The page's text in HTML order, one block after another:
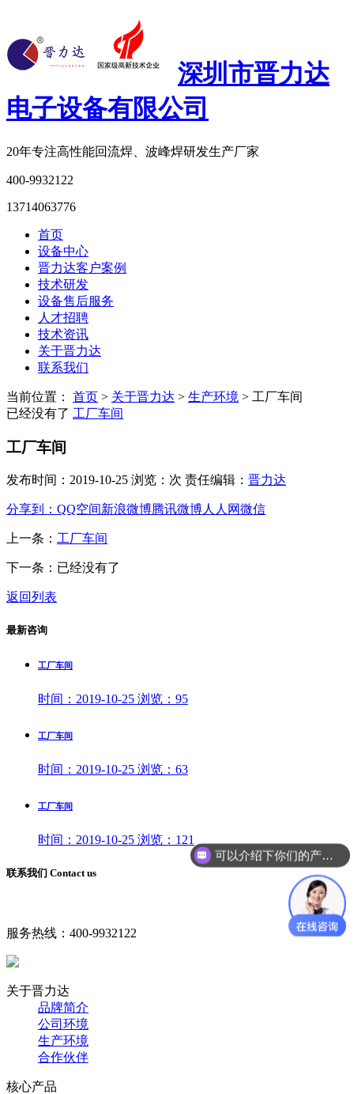
深圳市晋力达
电子设备有限公司
20年专注高性能回流焊、波峰焊研发生产厂家
400-9932122
13714063776
首页
设备中心
晋力达客户案例
技术研发
设备售后服务
人才招聘
技术资讯
关于晋力达
联系我们
当前位置： 首页 > 关于晋力达 > 生产环境 > 工厂车间
已经没有了 工厂车间
工厂车间
发布时间：2019-10-25 浏览：次 责任编辑： 晋力达
分享到： QQ空间新浪微博腾讯微博人人网微信
上一条： 工厂车间
下一条：已经没有了
返回列表
最新咨询
工厂车间
时间： 2019-10-25 浏览： 95
工厂车间
时间： 2019-10-25 浏览： 63
工厂车间
时间： 2019-10-25 浏览： 121
联系我们 Contact us
服务热线： 400-9932122
关于晋力达
品牌简介
公司环境
生产环境
合作伙伴
核心产品
可以介绍下你们的产品么？